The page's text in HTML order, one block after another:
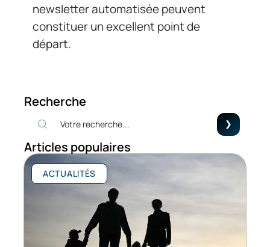
newsletter automatisée peuvent
constituer un excellent point de
départ.
Recherche
Articles populaires
ACTUALITÉS